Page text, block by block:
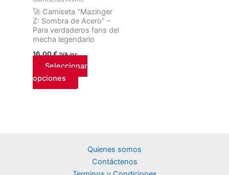
🚀 Camiseta “Mazinger
Z: Sombra de Acero” –
Para verdaderos fans del
mecha legendario
16,00€ IVA inc.
Seleccionar
opciones
opciones
se
pueden
elegir
en
la
página
de
Quienes somos
Contáctenos